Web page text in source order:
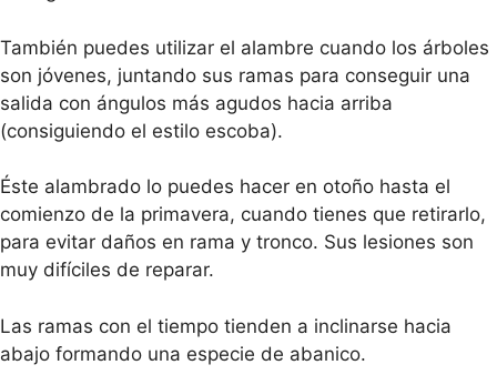
También puedes utilizar el alambre cuando los árboles
son jóvenes, juntando sus ramas para conseguir una
salida con ángulos más agudos hacia arriba
(consiguiendo el estilo escoba).
Éste alambrado lo puedes hacer en otoño hasta el
comienzo de la primavera, cuando tienes que retirarlo,
para evitar daños en rama y tronco. Sus lesiones son
muy difíciles de reparar.
Las ramas con el tiempo tienden a inclinarse hacia
abajo formando una especie de abanico.